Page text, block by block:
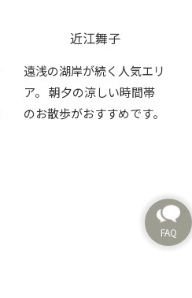
近江舞子
遠浅の湖岸が続く人気エリ
ア。 朝夕の涼しい時間帯
のお散歩がおすすめです。